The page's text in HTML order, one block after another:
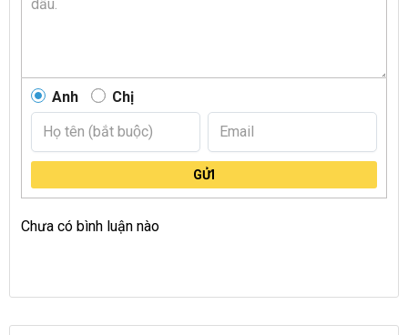
Anh Chị
GỬI
Chưa có bình luận nào